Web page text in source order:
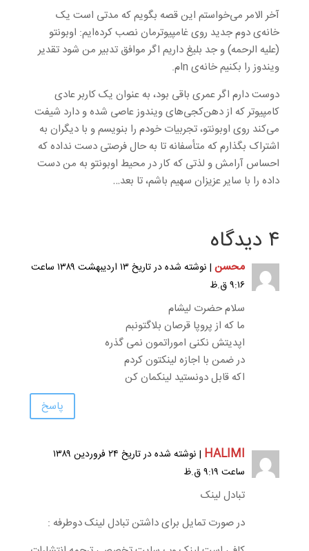
آخر الامر می‌خواستم این قصه بگویم که مدتی است یک
خانه‌ی دوم جدید روی غامپیوترمان نصب کرده‌ایم: اوبونتو
(علیه الرحمه) و جد بلیغ داریم اگر موافق تدبیر من شود تقدیر
ویندوز را بکنیم خانه‌ی nام.
دوست دارم اگر عمری باقی بود، به عنوان یک کاربر عادی
کامپیوتر که از دهن‌کجی‌های ویندوز عاصی شده و دارد شیفت
می‌کند روی اوبونتو، تجربیات خودم را بنویسم و با دیگران به
اشتراک بگذارم که متأسفانه تا به حال فرصتی دست نداده که
احساس آرامش و لذتی که کار در محیط اوبونتو به من دست
داده را با سایر عزیزان سهیم باشم، تا بعد…
۴ دیدگاه
محسن
| نوشته شده در تاریخ ۱۳ اردیبهشت ۱۳۸۹ ساعت
۹:۱۶ ق.ظ
سلام حضرت لیشام
ما که از پروپا قرصان بلاگتونبم
اپدیتش نکنی اموراتمون نمی گذره
در ضمن با اجازه لینکتون کردم
اکه قابل دونستید لینکمان کن
پاسخ
HALIMI
| نوشته شده در تاریخ ۲۴ فروردین ۱۳۸۹
ساعت ۹:۱۹ ق.ظ
تبادل لینک
در صورت تمایل برای داشتن تبادل لینک دوطرفه :